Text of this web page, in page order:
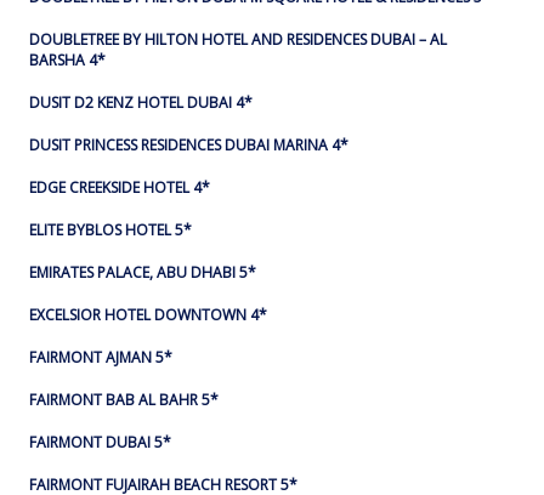
DOUBLETREE BY HILTON HOTEL AND RESIDENCES DUBAI – AL
BARSHA 4*
DUSIT D2 KENZ HOTEL DUBAI 4*
DUSIT PRINCESS RESIDENCES DUBAI MARINA 4*
EDGE CREEKSIDE HOTEL 4*
ELITE BYBLOS HOTEL 5*
EMIRATES PALACE, ABU DHABI 5*
EXCELSIOR HOTEL DOWNTOWN 4*
FAIRMONT AJMAN 5*
FAIRMONT BAB AL BAHR 5*
FAIRMONT DUBAI 5*
FAIRMONT FUJAIRAH BEACH RESORT 5*